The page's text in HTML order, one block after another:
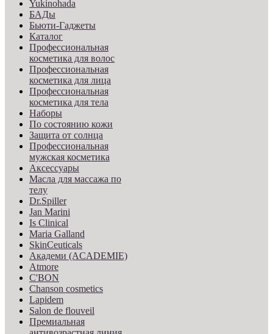
Yukinohada
БАДы
Бьюти-Гаджеты
Каталог
Профессиональная
косметика для волос
Профессиональная
косметика для лица
Профессиональная
косметика для тела
Наборы
По состоянию кожи
Защита от солнца
Профессиональная
мужская косметика
Аксессуары
Масла для массажа по
телу
Dr.Spiller
Jan Marini
Is Clinical
Maria Galland
SkinCeuticals
Академи (ACADEMIE)
Atmore
C'BON
Chanson cosmetics
Lapidem
Salon de flouveil
Премиальная